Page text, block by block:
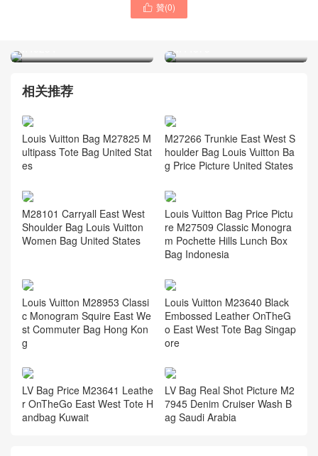
 贊(0)
M46234
路易威登女包必須款經典款
式香港官網 PALM
M44873
相关推荐
Louis Vuitton Bag M27825 M
ultipass Tote Bag United Stat
es
M27266 Trunkie East West S
houlder Bag Louis Vuitton Ba
g Price Picture United States
M28101 Carryall East West
Shoulder Bag Louis Vuitton
Women Bag United States
Louis Vuitton Bag Price Pictu
re M27509 Classic Monogra
m Pochette Hills Lunch Box
Bag Indonesia
Louis Vuitton M28953 Classi
c Monogram Squire East We
st Commuter Bag Hong Kon
g
Louis Vuitton M23640 Black
Embossed Leather OnTheG
o East West Tote Bag Singap
ore
LV Bag Price M23641 Leathe
r OnTheGo East West Tote H
andbag Kuwait
LV Bag Real Shot Picture M2
7945 Denim Cruiser Wash B
ag Saudi Arabia